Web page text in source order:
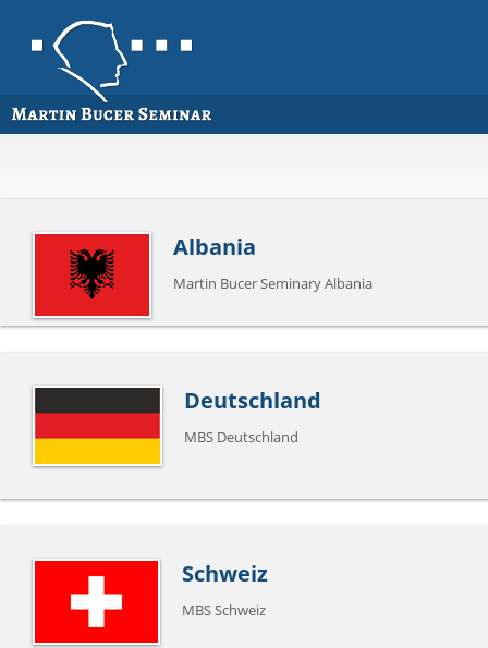
Albania
Martin Bucer Seminary Albania
Deutschland
MBS Deutschland
Schweiz
MBS Schweiz